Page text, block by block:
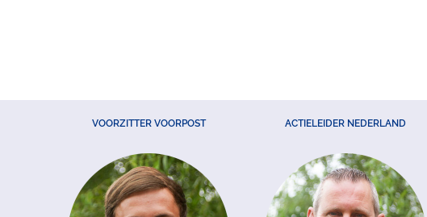
VOORZITTER VOORPOST ACTIELEIDER NEDERLAND